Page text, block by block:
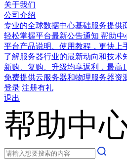
关于我们
公司介绍
专业的全球数据中心基础服务提供
轻松掌握平台最新公告通知 帮助中
平台产品说明、使用教程，更快上
了解服务器行业的最新动向和技术
新购、复购、升级均享返利，最高
免费提供云服务器和物理服务器资
登录 注册有礼
退出
帮助中